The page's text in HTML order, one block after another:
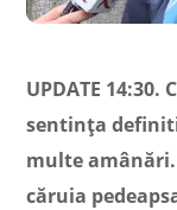
UPDATE
sentinţa
multe
căruia